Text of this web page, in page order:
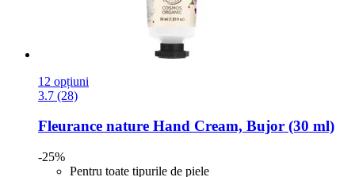
12 opțiuni
3.7 (28)
Fleurance nature Hand Cream, Bujor (30 ml)
-25%
Pentru toate tipurile de piele